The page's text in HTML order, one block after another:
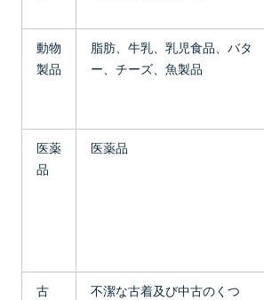
動物
製品
脂肪、牛乳、乳児食品、バタ
ー、チーズ、魚製品
医薬
品
医薬品
古
不潔な古着及び中古のくつ